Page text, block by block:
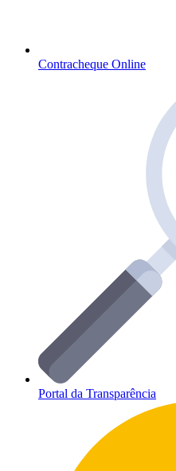
Contracheque Online
Portal da Transparência